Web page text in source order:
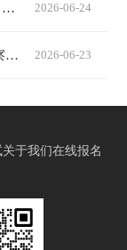
从流动观光旅游专列到城市铁路遗存空间 列车完成业态“换轨”拓宽消费场景 2026-06-24
“铁检护航·无毒新生” 哈尔滨铁路运输检察院联合松北强制隔离戒毒所走进哈尔滨客运段开展禁毒宣讲 2026-06-23
关于我们在线报名